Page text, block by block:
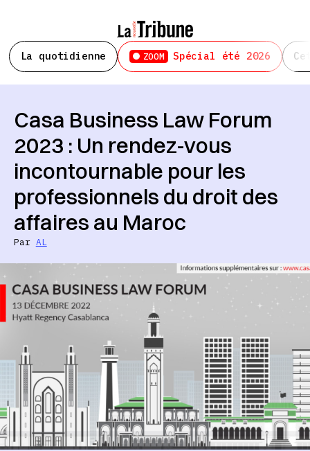
La quotidienne ZOOM Spécial été 2026
Casa Business Law Forum
2023 : Un rendez-vous
incontournable pour les
professionnels du droit des
affaires au Maroc
Par AL